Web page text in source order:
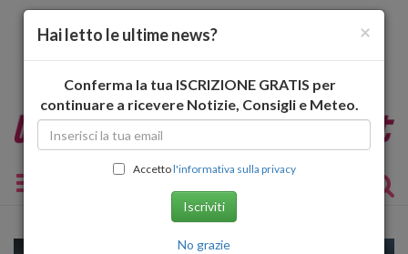
Toggle navigation
×
Hai letto le ultime news?
Conferma la tua ISCRIZIONE GRATIS per
continuare a ricevere Notizie, Consigli e Meteo.
Accettol'informativa sulla privacy
Iscriviti
No grazie